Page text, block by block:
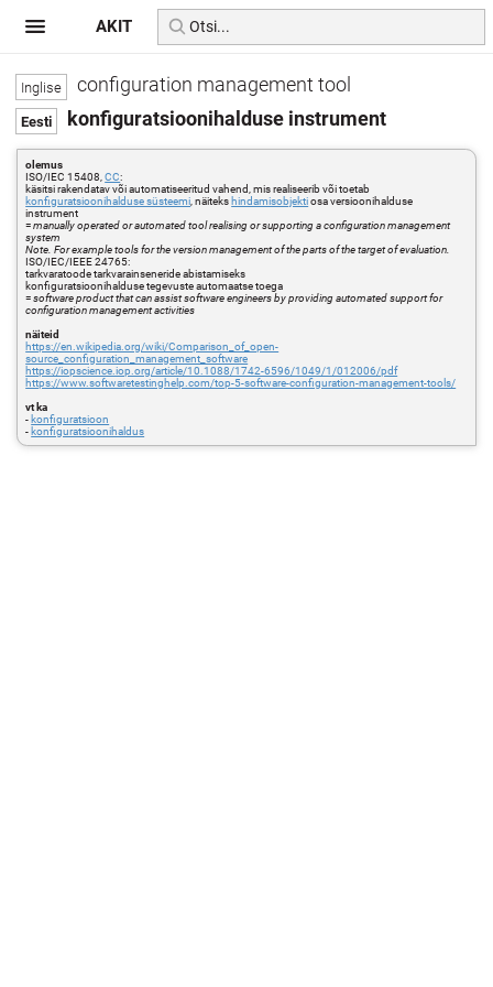
configuration management tool
konfiguratsioonihalduse instrument
olemus
ISO/IEC 15408,CC:
käsitsi rakendatav või automatiseeritud vahend, mis realiseerib või toetab
konfiguratsioonihalduse süsteemi , näiteks hindamisobjektiosa versioonihalduse
instrument
=manually operated or automated tool realising or supporting a configuration management
system
Note. For example tools for the version management of the parts of the target of evaluation.
ISO/IEC/IEEE 24765:
tarkvaratoode tarkvarainseneride abistamiseks
konfiguratsioonihalduse tegevuste automaatse toega
=software product that can assist software engineers by providing automated support for
configuration management activities
näiteid
https://en.wikipedia.org/wiki/Comparison_of_open-
source_configuration_management_software
https://iopscience.iop.org/article/10.1088/1742-6596/1049/1/012006/pdf
https://www.softwaretestinghelp.com/top-5-software-configuration-management-tools/
vt ka
- konfiguratsioon
- konfiguratsioonihaldus
AKIT